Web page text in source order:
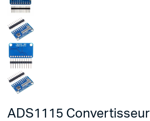
ADS1115 Convertisseur